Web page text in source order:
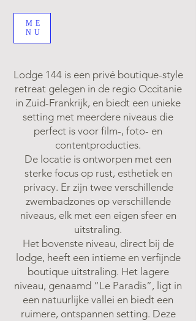
ME
NU
Lodge 144 is een privé boutique-style
retreat gelegen in de regio Occitanie
in Zuid-Frankrijk, en biedt een unieke
setting met meerdere niveaus die
perfect is voor film-, foto- en
contentproducties.
De locatie is ontworpen met een
sterke focus op rust, esthetiek en
privacy. Er zijn twee verschillende
zwembadzones op verschillende
niveaus, elk met een eigen sfeer en
uitstraling.
Het bovenste niveau, direct bij de
lodge, heeft een intieme en verfijnde
boutique uitstraling. Het lagere
niveau, genaamd “Le Paradis”, ligt in
een natuurlijke vallei en biedt een
ruimere, ontspannen setting. Deze